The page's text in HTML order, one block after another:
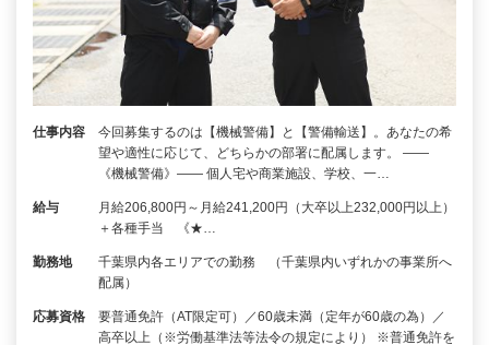
仕事内容
今回募集するのは【機械警備】と【警備輸送】。あなたの希
望や適性に応じて、どちらかの部署に配属します。 ――
《機械警備》―― 個人宅や商業施設、学校、一…
給与
月給206,800円～月給241,200円（大卒以上232,000円以上）
＋各種手当 《★…
勤務地
千葉県内各エリアでの勤務 （千葉県内いずれかの事業所へ
配属）
応募資格
要普通免許（AT限定可）／60歳未満（定年が60歳の為）／
高卒以上（※労働基準法等法令の規定により） ※普通免許を